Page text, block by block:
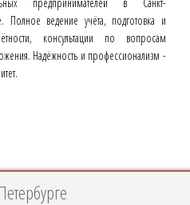
Полное ведение учёта, подготовка и
консультации по вопросам
Надёжность и профессионализм -